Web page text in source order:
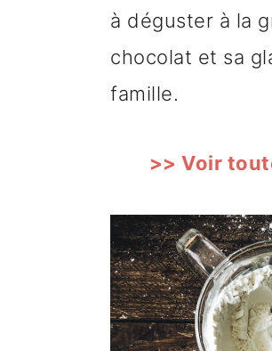
à déguster à la
chocolat et sa
famille.
>> Voir